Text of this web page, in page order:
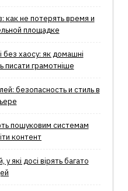
как не потерять время и
площадке
без хаосу: як домашні
писати грамотніше
безопасность и стиль в
пошуковим системам
контент
які досі вірять багато